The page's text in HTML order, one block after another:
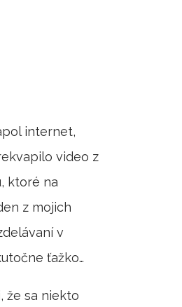
internet,
video z
ktoré na
z mojich
v
ťažko…
že sa niekto